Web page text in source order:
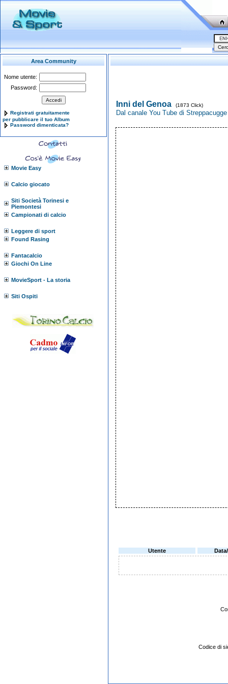
Area Community
Nome utente:
Password:
Registrati gratuitamente
per pubblicare il tuo Album
Password dimenticata?
Movie Easy
Calcio giocato
Siti Società Torinesi e
Piemontesi
Campionati di calcio
Leggere di sport
Found Rasing
Fantacalcio
Giochi On Line
MovieSport - La storia
Siti Ospiti
Inni del Genoa (1873 Click)
Dal canale You Tube di Streppacugge
Utente
Codice di